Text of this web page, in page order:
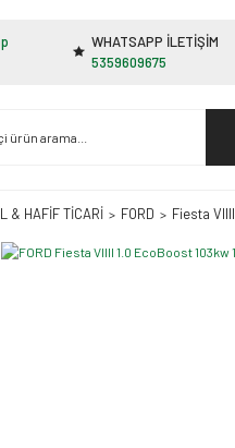
WHATSAPP İLETİŞİM
5359609675
& HAFİF TİCARİ FORD Fiesta VIIII